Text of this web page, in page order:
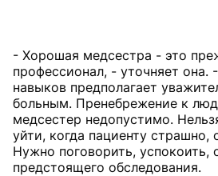
- Хорошая медсестра - это
профессионал, - уточняет
навыков предполагает
больным. Пренебрежение к
медсестер недопустимо.
уйти, когда пациенту страшно,
Нужно поговорить, успокоить,
предстоящего обследования.